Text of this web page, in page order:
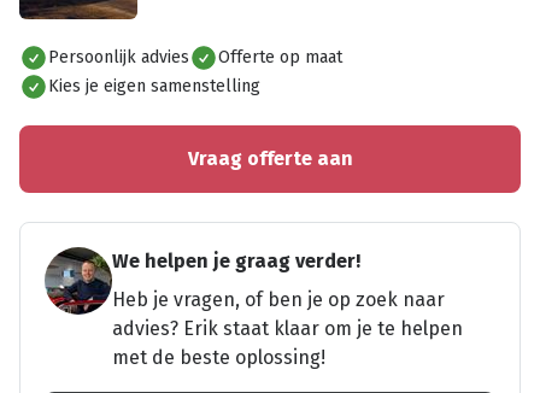
Alles bekijken
Persoonlijk advies
Offerte op maat
Kies je eigen samenstelling
Vraag offerte aan
We helpen je graag verder!
Heb je vragen, of ben je op zoek naar
advies? Erik staat klaar om je te helpen
met de beste oplossing!